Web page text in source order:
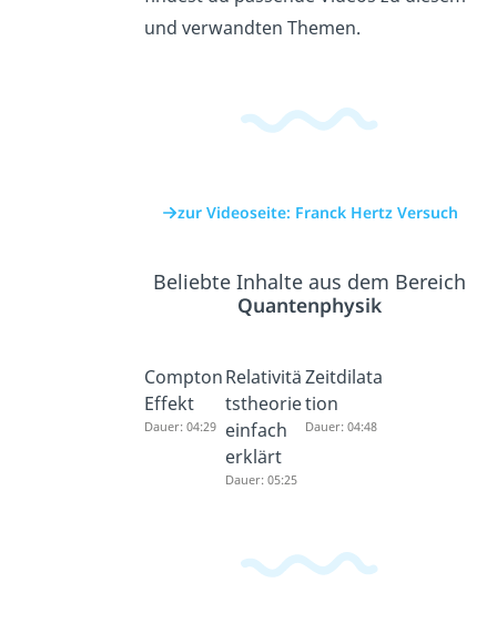
und verwandten Themen.
zur Videoseite: Franck Hertz Versuch
Beliebte Inhalte aus dem Bereich
Quantenphysik
Compton
Effekt
Dauer: 04:29
Relativitä
tstheorie
einfach
erklärt
Dauer: 05:25
Zeitdilata
tion
Dauer: 04:48